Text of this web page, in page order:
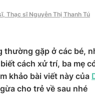
Thạc sĩ Nguyễn Thị Thanh Tú
thường gặp ở các bé,
cách xử trí, ba mẹ
khảo bài viết này của
cho trẻ về sau nhé